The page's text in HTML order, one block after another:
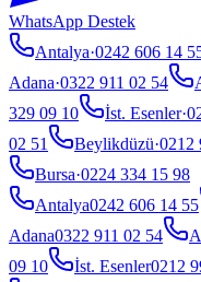
WhatsApp Destek
Antalya·0242 606 14
Adana·0322 911 02 54
329 09 10
İst. Esenler·
02 51
Beylikdüzü·0212
Bursa·0224 334 15 98
Antalya0242 606 14 55
Adana0322 911 02 54
09 10
İst. Esenler0212